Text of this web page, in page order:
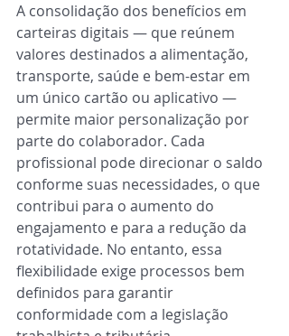
A consolidação dos benefícios em
carteiras digitais — que reúnem
valores destinados a alimentação,
transporte, saúde e bem-estar em
um único cartão ou aplicativo —
permite maior personalização por
parte do colaborador. Cada
profissional pode direcionar o saldo
conforme suas necessidades, o que
contribui para o aumento do
engajamento e para a redução da
rotatividade. No entanto, essa
flexibilidade exige processos bem
definidos para garantir
conformidade com a legislação